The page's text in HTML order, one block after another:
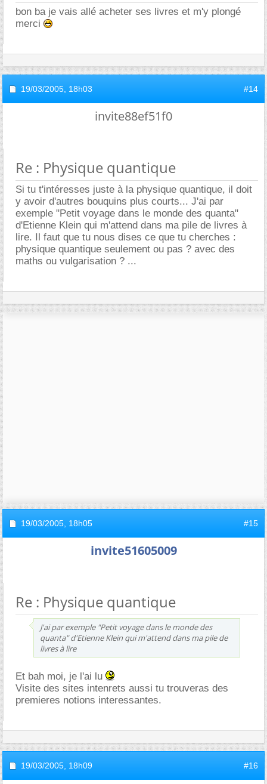
bon ba je vais allé acheter ses livres et m'y plongé
merci
19/03/2005, 18h03 #14
invite88ef51f0
Re : Physique quantique
Si tu t'intéresses juste à la physique quantique, il doit
y avoir d'autres bouquins plus courts... J'ai par
exemple "Petit voyage dans le monde des quanta"
d'Etienne Klein qui m'attend dans ma pile de livres à
lire. Il faut que tu nous dises ce que tu cherches :
physique quantique seulement ou pas ? avec des
maths ou vulgarisation ? ...
19/03/2005, 18h05 #15
invite51605009
Re : Physique quantique
J'ai par exemple "Petit voyage dans le monde des
quanta" d'Etienne Klein qui m'attend dans ma pile de
livres à lire
Et bah moi, je l'ai lu
Visite des sites intenrets aussi tu trouveras des
premieres notions interessantes.
19/03/2005, 18h09 #16